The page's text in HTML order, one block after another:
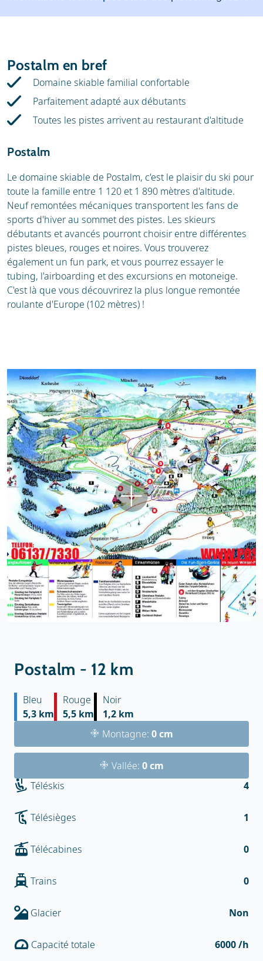
Location
Location de ski
Postalm en bref
Domaine skiable familial confortable
Parfaitement adapté aux débutants
Toutes les pistes arrivent au restaurant d'altitude
Postalm
Le domaine skiable de Postalm, c'est le plaisir du ski pour
toute la famille entre 1 120 et 1 890 mètres d'altitude.
Neuf remontées mécaniques transportent les fans de
sports d'hiver au sommet des pistes. Les skieurs
débutants et avancés pourront choisir entre différentes
pistes bleues, rouges et noires. Vous trouverez
également un fun park, et vous pourrez essayer le
tubing, l'airboarding et des excursions en motoneige.
C'est là que vous découvrirez la plus longue remontée
roulante d'Europe (102 mètres) !
Postalm - 12 km
Bleu
5,3 km
Rouge
5,5 km
Noir
1,2 km
Montagne: 0 cm
Vallée: 0 cm
Téléskis
4
Télésièges 1
Télécabines 0
Trains 0
Glacier Non
Capacité totale 6000 /h